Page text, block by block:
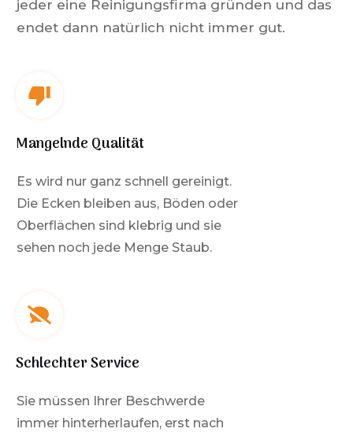
jeder eine Reinigungsfirma gründen und das
endet dann natürlich nicht immer gut.
Mangelnde Qualität
Es wird nur ganz schnell gereinigt.
Die Ecken bleiben aus, Böden oder
Oberflächen sind klebrig und sie
sehen noch jede Menge Staub.
Schlechter Service
Sie müssen Ihrer Beschwerde
immer hinterherlaufen, erst nach